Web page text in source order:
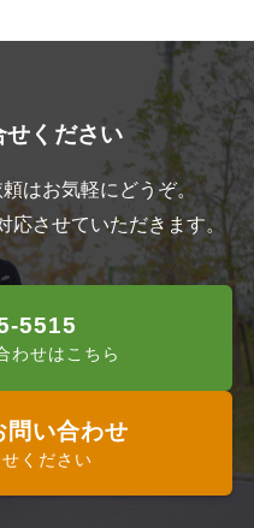
せください
はお気軽にどうぞ。
応させていただきます。
5515
わせはこちら
問い合わせ
ください